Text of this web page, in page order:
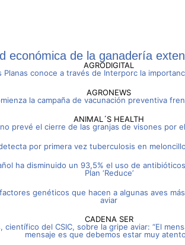
económica de la ganadería
AGRODIGITAL
Planas conoce a través de Interporc la
AGRONEWS
la campaña de vacunación preventiva
ANIMAL´S HEALTH
prevé el cierre de las granjas de visones por
por primera vez tuberculosis en
ha disminuido un 93,5% el uso de
Plan ‘Reduce’
genéticos que hacen a algunas aves
aviar
CADENA SER
científico del CSIC, sobre la gripe aviar: “El
mensaje es que debemos estar muy